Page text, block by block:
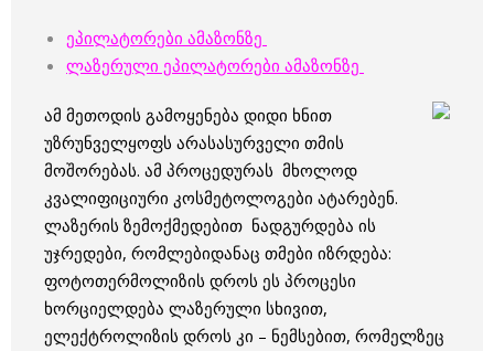
ეპილატორები ამაზონზე
ლაზერული ეპილატორები ამაზონზე
ამ მეთოდის გამოყენება დიდი ხნით
უზრუნველყოფს არასასურველი თმის
მოშორებას. ამ პროცედურას მხოლოდ
კვალიფიციური კოსმეტოლოგები ატარებენ.
ლაზერის ზემოქმედებით ნადგურდება ის
უჯრედები, რომლებიდანაც თმები იზრდება:
ფოტოთერმოლიზის დროს ეს პროცესი
ხორციელდება ლაზერული სხივით,
ელექტროლიზის დროს კი – ნემსებით, რომელზეც